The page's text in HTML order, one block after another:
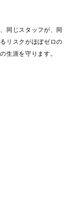
同じスタッフが、同
リスクがほぼゼロの
生涯を守ります。